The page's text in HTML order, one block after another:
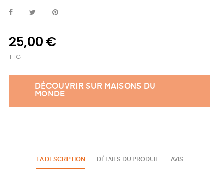
25,00 €
TTC
DÉCOUVRIR SUR MAISONS DU
MONDE
LA DESCRIPTION DÉTAILS DU PRODUIT AVIS